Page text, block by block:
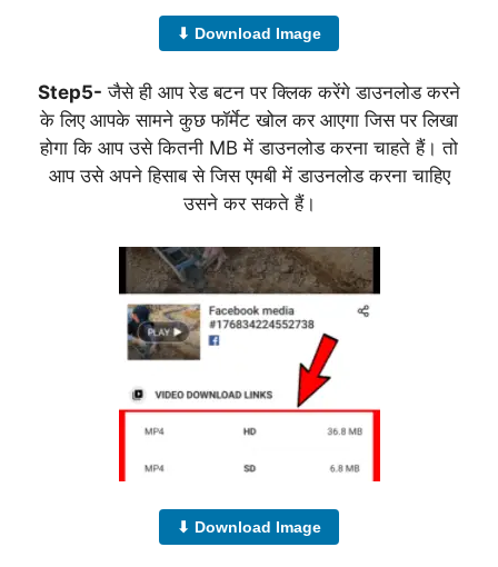
⬇ Download Image
Step5- जैसे ही आप रेड बटन पर क्लिक करेंगे डाउनलोड करने
के लिए आपके सामने कुछ फॉर्मेट खोल कर आएगा जिस पर लिखा
होगा कि आप उसे कितनी MB में डाउनलोड करना चाहते हैं। तो
आप उसे अपने हिसाब से जिस एमबी में डाउनलोड करना चाहिए
उसने कर सकते हैं।
⬇ Download Image